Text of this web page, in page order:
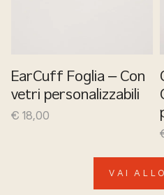
EarCuff Foglia – Con
vetri personalizzabili
€ 18,00
VAI